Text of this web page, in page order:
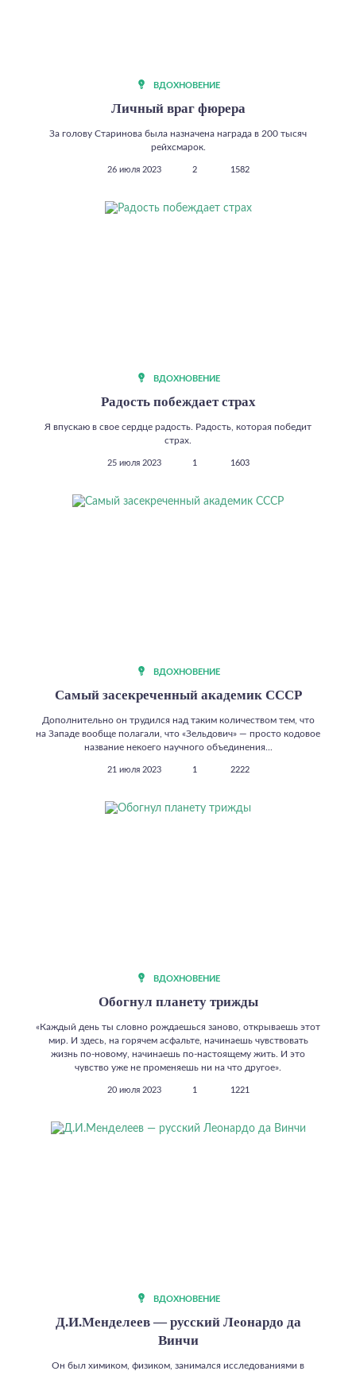
ВДОХНОВЕНИЕ
Личный враг фюрера
За голову Старинова была назначена награда в 200 тысяч
рейхсмарок.
26 июля 2023 2 1582
ВДОХНОВЕНИЕ
Радость побеждает страх
Я впускаю в свое сердце радость. Радость, которая победит
страх.
25 июля 2023 1 1603
ВДОХНОВЕНИЕ
Самый засекреченный академик СССР
Дополнительно он трудился над таким количеством тем, что
на Западе вообще полагали, что «Зельдович» — просто кодовое
название некоего научного объединения...
21 июля 2023 1 2222
ВДОХНОВЕНИЕ
Обогнул планету трижды
«Каждый день ты словно рождаешься заново, открываешь этот
мир. И здесь, на горячем асфальте, начинаешь чувствовать
жизнь по-новому, начинаешь по-настоящему жить. И это
чувство уже не променяешь ни на что другое».
20 июля 2023 1 1221
ВДОХНОВЕНИЕ
Д.И.Менделеев — русский Леонардо да
Винчи
Он был химиком, физиком, занимался исследованиями в